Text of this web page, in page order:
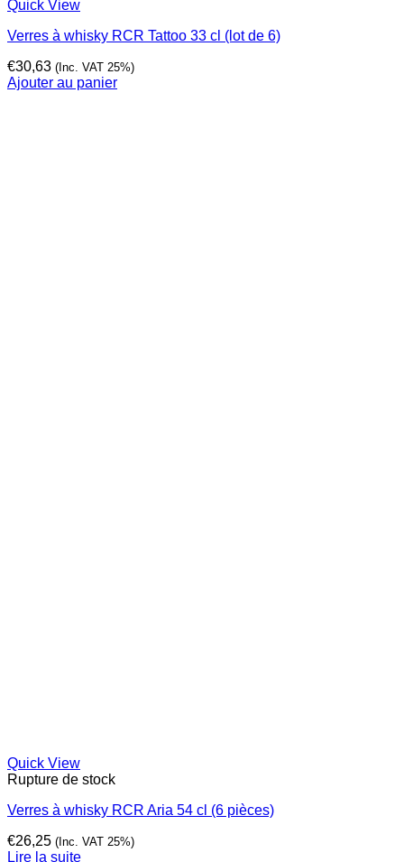
Quick View
Verres à whisky RCR Tattoo 33 cl (lot de 6)
€30,63 (Inc. VAT 25%)
Ajouter au panier
Quick View
Rupture de stock
Verres à whisky RCR Aria 54 cl (6 pièces)
€26,25 (Inc. VAT 25%)
Lire la suite